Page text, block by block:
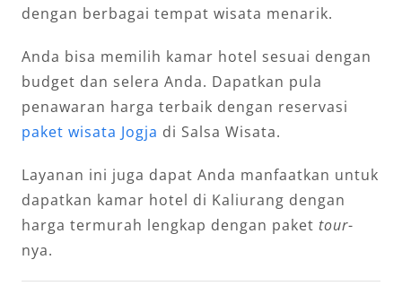
dengan berbagai tempat wisata menarik.
Anda bisa memilih kamar hotel sesuai dengan
budget dan selera Anda. Dapatkan pula
penawaran harga terbaik dengan reservasi
paket wisata Jogja di Salsa Wisata.
Layanan ini juga dapat Anda manfaatkan untuk
dapatkan kamar hotel di Kaliurang dengan
harga termurah lengkap dengan paket tour-
nya.